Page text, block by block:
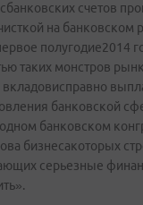
счетов
на
полугодие2014
таких монстров
вкладовисправно
банковской
банковском
бизнесакоторых
серьезные